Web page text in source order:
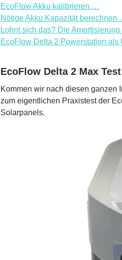
EcoFlow Akku kalibrieren …
Nötige Akku Kapazität berechnen
Lohnt sich das? Die
EcoFlow Delta 2 Powerstation
EcoFlow Delta 2 Max
Kommen wir nach diesen ganzen
zum eigentlichen Praxistest der
Solarpanels.